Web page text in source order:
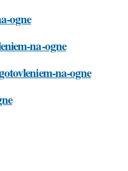
ogne
na-ogne
na-ogne